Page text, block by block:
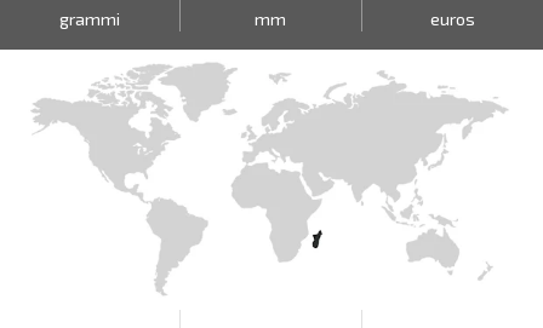
grammi mm euros